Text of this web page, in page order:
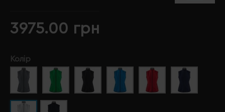
3975.00 грн
Колір